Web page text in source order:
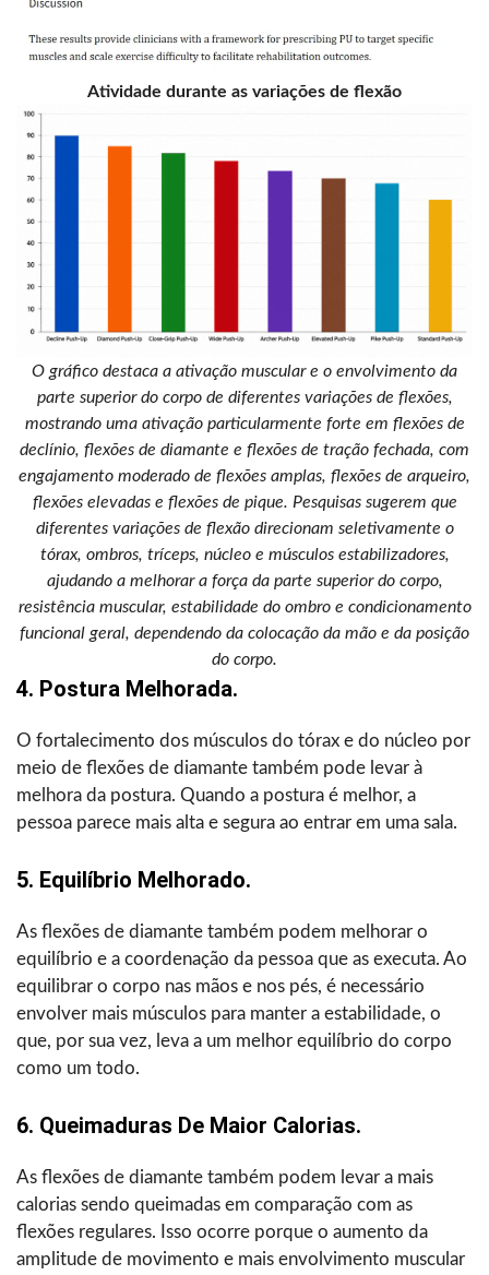
Atividade durante as variações de flexão
O gráfico destaca a ativação muscular e o envolvimento da
parte superior do corpo de diferentes variações de flexões,
mostrando uma ativação particularmente forte em flexões de
declínio, flexões de diamante e flexões de tração fechada, com
engajamento moderado de flexões amplas, flexões de arqueiro,
flexões elevadas e flexões de pique. Pesquisas sugerem que
diferentes variações de flexão direcionam seletivamente o
tórax, ombros, tríceps, núcleo e músculos estabilizadores,
ajudando a melhorar a força da parte superior do corpo,
resistência muscular, estabilidade do ombro e condicionamento
funcional geral, dependendo da colocação da mão e da posição
do corpo.
4. Postura Melhorada.
O fortalecimento dos músculos do tórax e do núcleo por
meio de flexões de diamante também pode levar à
melhora da postura. Quando a postura é melhor, a
pessoa parece mais alta e segura ao entrar em uma sala.
5. Equilíbrio Melhorado.
As flexões de diamante também podem melhorar o
equilíbrio e a coordenação da pessoa que as executa. Ao
equilibrar o corpo nas mãos e nos pés, é necessário
envolver mais músculos para manter a estabilidade, o
que, por sua vez, leva a um melhor equilíbrio do corpo
como um todo.
6. Queimaduras De Maior Calorias.
As flexões de diamante também podem levar a mais
calorias sendo queimadas em comparação com as
flexões regulares. Isso ocorre porque o aumento da
amplitude de movimento e mais envolvimento muscular